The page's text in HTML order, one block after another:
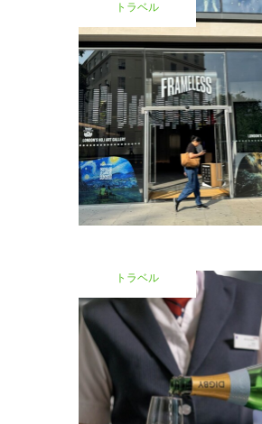
トラベル
トラベル